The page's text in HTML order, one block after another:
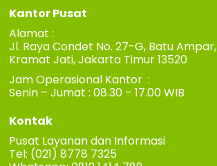
Kantor Pusat
Alamat :
Jl. Raya Condet No. 27-G, Batu Ampar,
Kramat Jati, Jakarta Timur 13520
Jam Operasional Kantor :
Senin – Jumat : 08.30 – 17.00 WIB
Kontak
Pusat Layanan dan Informasi
Tel: (021) 8778 7325